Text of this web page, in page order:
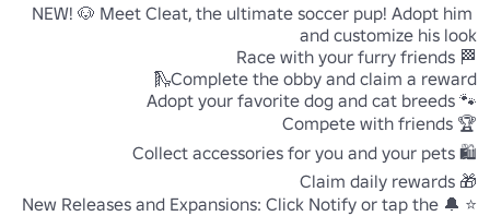
NEW! 🐶 Meet Cleat, the ultimate soccer pup! Adopt him
⭐New Releases and Expansions: Click Notify or tap the 🔔